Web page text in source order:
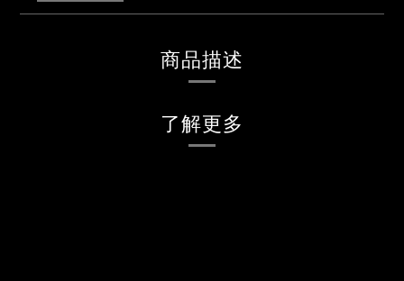
商品描述
了解更多